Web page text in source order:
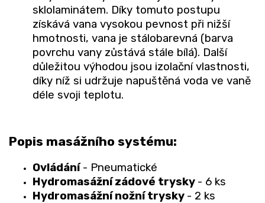
sklolaminátem. Díky tomuto postupu
získává vana vysokou pevnost při nižší
hmotnosti, vana je stálobarevná (barva
povrchu vany zůstává stále bílá). Další
důležitou výhodou jsou izolační vlastnosti,
díky níž si udržuje napuštěná voda ve vaně
déle svoji teplotu.
Popis masážního systému:
Ovládání- Pneumatické
Hydromasážní zádové trysky - 6 ks
Hydromasážní nožní trysky - 2 ks